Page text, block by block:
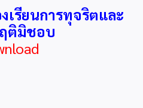
เรียนการทุจริตและ
ติมิชอบ